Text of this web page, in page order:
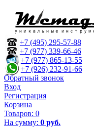
+7 (495) 295-57-88
+7 (977) 339-66-46
+7 (977) 865-13-55
+7 (926) 232-91-66
Обратный звонок
Вход
Регистрация
Корзина
Товаров: 0
На сумму: 0 руб.